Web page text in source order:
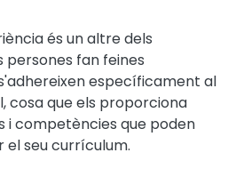
és un altre dels
fan feines
específicament al
cosa que els proporciona
i competències que poden
seu currículum.